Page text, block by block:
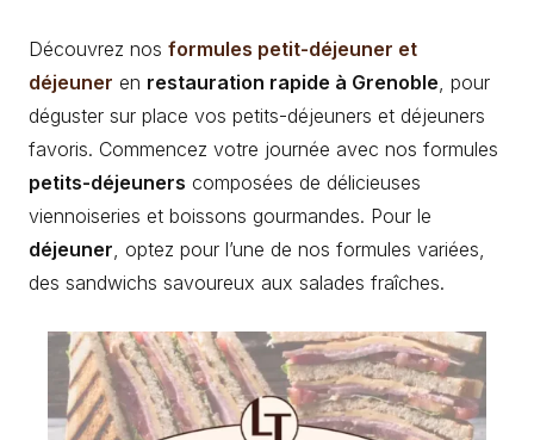
Découvrez nos formules petit-déjeuner et
déjeuner en restauration rapide à Grenoble , pour
déguster sur place vos petits-déjeuners et déjeuners
favoris. Commencez votre journée avec nos formules
petits-déjeuners composées de délicieuses
viennoiseries et boissons gourmandes. Pour le
déjeuner , optez pour l’une de nos formules variées,
des sandwichs savoureux aux salades fraîches.